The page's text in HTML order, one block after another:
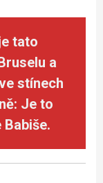
tato
a
stínech
Je to